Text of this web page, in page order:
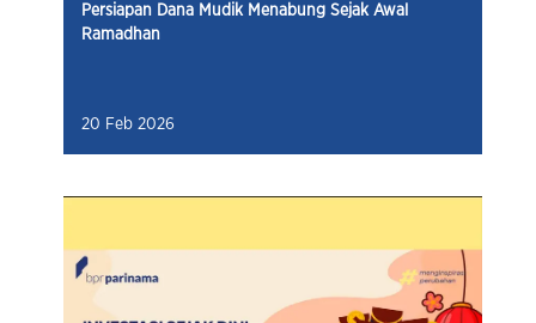
Persiapan Dana Mudik Menabung Sejak Awal
Ramadhan
20 Feb 2026